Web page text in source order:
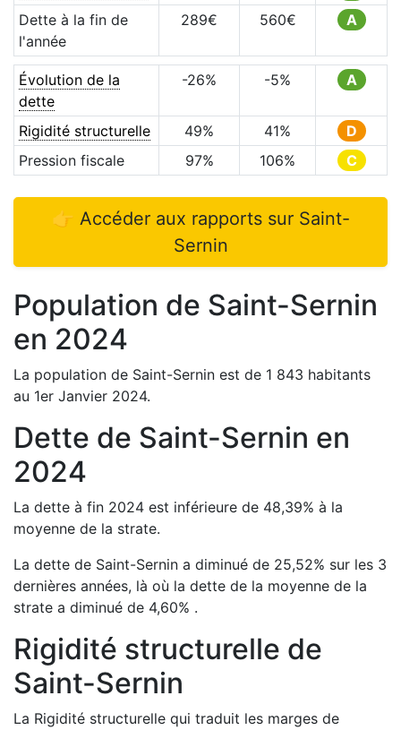
Dette à la fin de
l'année
289€ 560€ A
Évolution de la
dette
-26% -5% A
Rigidité structurelle 49% 41%
D
Pression fiscale
97% 106% C
👉 Accéder aux rapports sur Saint-
Sernin
Population de Saint-Sernin
en 2024
La population de Saint-Sernin est de 1 843 habitants
au 1er Janvier 2024.
Dette de Saint-Sernin en
2024
La dette à fin 2024 est inférieure de 48,39% à la
moyenne de la strate.
La dette de Saint-Sernin a diminué de 25,52% sur les 3
dernières années, là où la dette de la moyenne de la
strate a diminué de 4,60% .
Rigidité structurelle de
Saint-Sernin
La Rigidité structurelle qui traduit les marges de